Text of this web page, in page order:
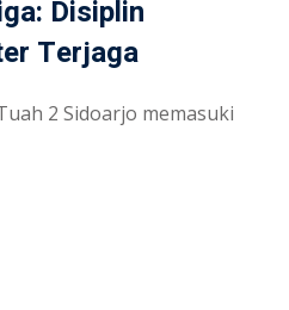
Disiplin
Terjaga
2 Sidoarjo memasuki